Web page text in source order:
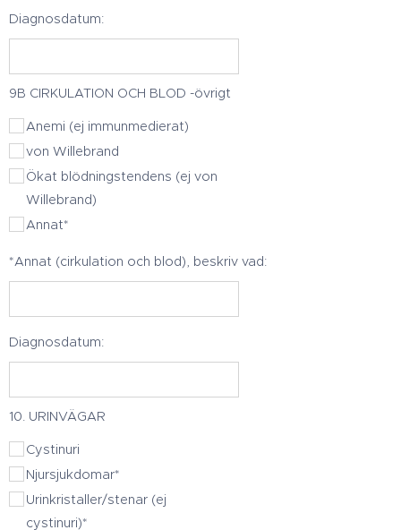
Diagnosdatum:
9B CIRKULATION OCH BLOD -övrigt
Anemi (ej immunmedierat)
von Willebrand
Ökat blödningstendens (ej von
Willebrand)
Annat*
*Annat (cirkulation och blod), beskriv vad:
Diagnosdatum:
10. URINVÄGAR
Cystinuri
Njursjukdomar*
Urinkristaller/stenar (ej
cystinuri)*